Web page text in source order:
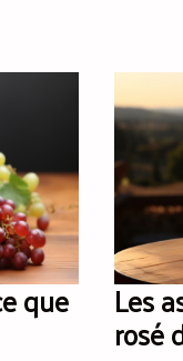
que Les
rosé